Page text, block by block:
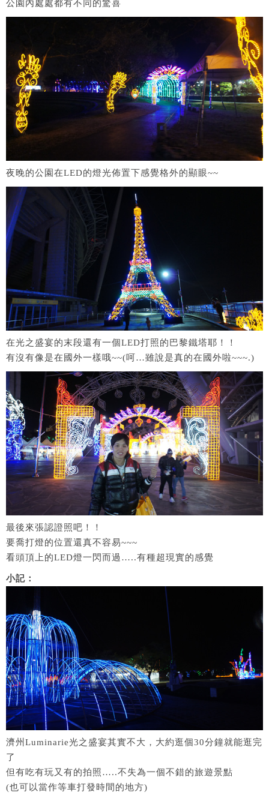
公園內處處都有不同的驚喜
夜晚的公園在LED的燈光佈置下感覺格外的顯眼~~
在光之盛宴的末段還有一個LED打照的巴黎鐵塔耶！！
有沒有像是在國外一樣哦~~(呵…雖說是真的在國外啦~~~.)
最後來張認證照吧！！
要喬打燈的位置還真不容易~~~
看頭頂上的LED燈一閃而過…..有種超現實的感覺
小記：
濟州Luminarie光之盛宴其實不大，大約逛個30分鐘就能逛完
了
但有吃有玩又有的拍照…..不失為一個不錯的旅遊景點
(也可以當作等車打發時間的地方)